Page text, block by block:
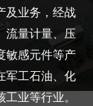
及业务，经战
流量计量、压
敏感元件等产
军工石油、化
工业等行业。